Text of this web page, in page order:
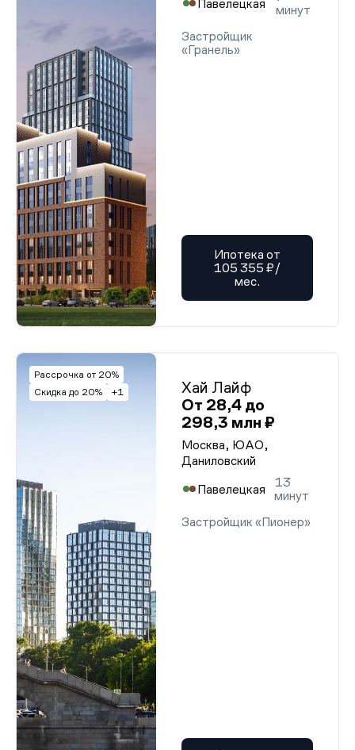
Павелецкая
минут
Застройщик
«Гранель»
Ипотека от
105 355 ₽/
мес.
Рассрочка от 20%
Скидка до 20%
+1
Хай Лайф
От 28,4 до
298,3 млн ₽
Москва, ЮАО,
Даниловский
Павелецкая
13
минут
Застройщик «Пионер»